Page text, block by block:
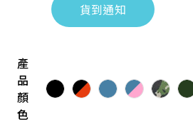
貨到通知
產
品
顏
色